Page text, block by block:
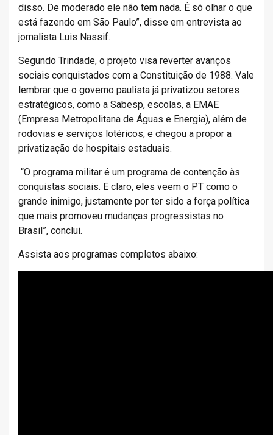
disso. De moderado ele não tem nada. É só olhar o que
está fazendo em São Paulo”, disse em entrevista ao
jornalista Luis Nassif.
Segundo Trindade, o projeto visa reverter avanços
sociais conquistados com a Constituição de 1988. Vale
lembrar que o governo paulista já privatizou setores
estratégicos, como a Sabesp, escolas, a EMAE
(Empresa Metropolitana de Águas e Energia), além de
rodovias e serviços lotéricos, e chegou a propor a
privatização de hospitais estaduais.
“O programa militar é um programa de contenção às
conquistas sociais. E claro, eles veem o PT como o
grande inimigo, justamente por ter sido a força política
que mais promoveu mudanças progressistas no
Brasil”, conclui.
Assista aos programas completos abaixo: